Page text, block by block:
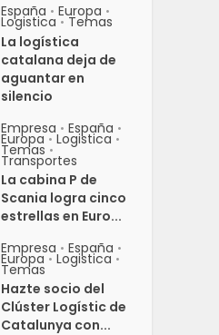
España • Europa •
Logistica • Temas
La logística
catalana deja de
aguantar en
silencio
Empresa • España •
Europa • Logistica •
Temas •
Transportes
La cabina P de
Scania logra cinco
estrellas en Euro...
Empresa • España •
Europa • Logistica •
Temas
Hazte socio del
Clúster Logístic de
Catalunya con...